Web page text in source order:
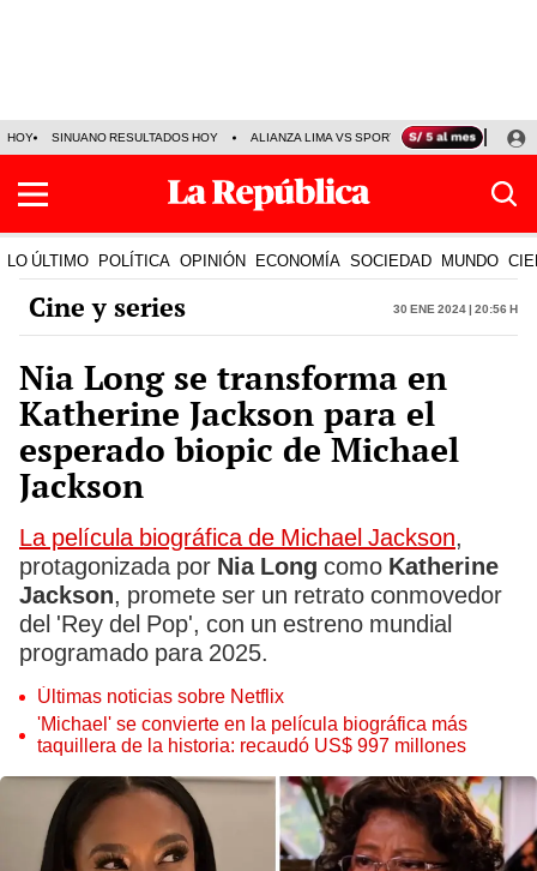
HOY SINUANO RESULTADOS HOY ALIANZA LIMA VS SPORT BOYS JORGE
LO ÚLTIMO POLÍTICA OPINIÓN ECONOMÍA SOCIEDAD MUNDO
Cine y series 30 Ene 2024 | 20:56 h
Nia Long se transforma en
Katherine Jackson para el
esperado biopic de Michael
Jackson
La película biográfica de Michael Jackson,
protagonizada por Nia Long como Katherine
Jackson, promete ser un retrato conmovedor
del 'Rey del Pop', con un estreno mundial
programado para 2025.
Últimas noticias sobre Netflix
'Michael' se convierte en la película biográfica más
taquillera de la historia: recaudó US$ 997 millones